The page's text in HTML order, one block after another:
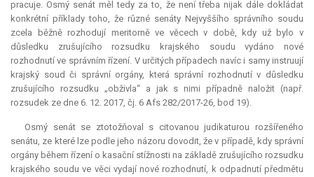
pracuje. Osmý senát měl tedy za to, že není třeba nijak dále dokládat
konkrétní příklady toho, že různé senáty Nejvyššího správního soudu
zcela běžně rozhodují meritorně ve věcech v době, kdy už bylo v
důsledku zrušujícího rozsudku krajského soudu vydáno nové
rozhodnutí ve správním řízení. V určitých případech navíc i samy instruují
krajský soud či správní orgány, která správní rozhodnutí v důsledku
zrušujícího rozsudku „obživla“ a jak s nimi případně naložit (např.
rozsudek ze dne 6. 12. 2017, čj. 6 Afs 282/2017-26, bod 19).
Osmý senát se ztotožňoval s citovanou judikaturou rozšířeného
senátu, ze které lze podle jeho názoru dovodit, že v případě, kdy správní
orgány během řízení o kasační stížnosti na základě zrušujícího rozsudku
krajského soudu ve věci vydají nové rozhodnutí, k odpadnutí předmětu